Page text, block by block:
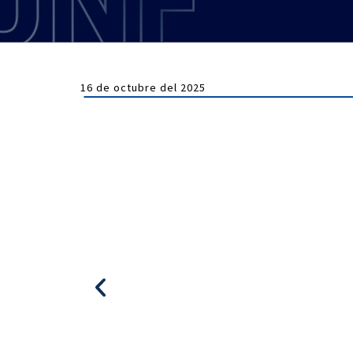
16 de octubre del 2025